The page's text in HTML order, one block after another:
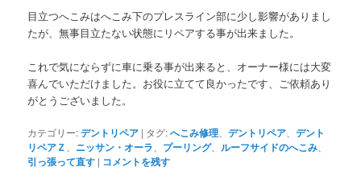
目立つへこみはへこみ下のプレスライン部に少し影響がありまし
たが、無事目立たない状態にリペアする事が出来ました。
これで気にならずに車に乗る事が出来ると、オーナー様には大変
喜んでいただけました。お役に立てて良かったです、ご依頼あり
がとうございました。
カテゴリー:デントリペア | タグ:へこみ修理 、デントリペア 、デント
リペアＺ
ニッサン・オーラ プーリング、 ルーフサイドのへこみ
引っ張って直す | コメントを残す